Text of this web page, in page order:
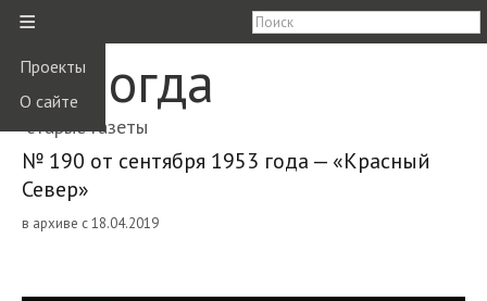
≡
Проекты
О сайте
Вологда
старые газеты
№ 190 от сентября 1953 года — «Красный
Север»
в архиве с 18.04.2019